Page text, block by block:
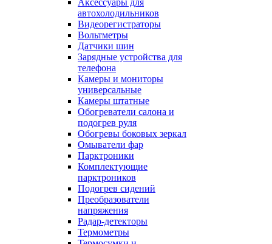
автохолодильников
Видеорегистраторы
Вольтметры
Датчики шин
Зарядные устройства для
телефона
Камеры и мониторы
универсальные
Камеры штатные
Обогреватели салона и
подогрев руля
Обогревы боковых зеркал
Омыватели фар
Парктроники
Комплектующие
парктроников
Подогрев сидений
Преобразователи
напряжения
Радар-детекторы
Термометры